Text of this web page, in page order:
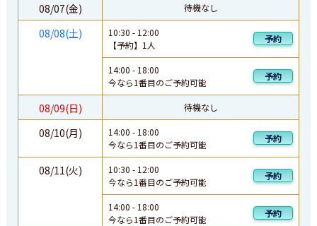
08/07(金)
待機なし
08/08(土) 10:30 - 12:00
【予約】 1 人
予約
14:00 - 18:00
今なら1番目のご予約可能
予約
08/09(日) 待機なし
08/10(月) 14:00 - 18:00
今なら1番目のご予約可能
予約
08/11(火) 10:30 - 12:00
今なら1番目のご予約可能
予約
14:00 - 18:00
今なら1番目のご予約可能
予約